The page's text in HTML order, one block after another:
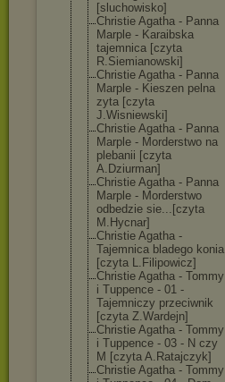
[sluchowisko]
Christie Agatha - Panna
Marple - Karaibska
tajemnica [czyta
R.Siemianowski]
Christie Agatha - Panna
Marple - Kieszen pelna
zyta [czyta
J.Wisniewski]
Christie Agatha - Panna
Marple - Morderstwo na
plebanii [czyta
A.Dziurman]
Christie Agatha - Panna
Marple - Morderstwo
odbedzie sie...[czyta
M.Hycnar]
Christie Agatha -
Tajemnica bladego konia
[czyta L.Filipowicz]
Christie Agatha - Tommy
i Tuppence - 01 -
Tajemniczy przeciwnik
[czyta Z.Wardejn]
Christie Agatha - Tommy
i Tuppence - 03 - N czy
M [czyta A.Ratajczyk]
Christie Agatha - Tommy